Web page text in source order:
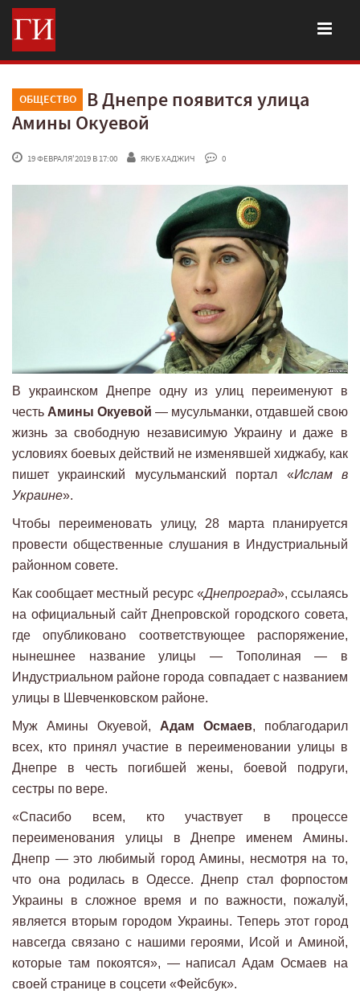
ОБЩЕСТВО
В Днепре появится улица
Амины Окуевой
19 ФЕВРАЛЯ'2019 В 17:00 ЯКУБ ХАДЖИЧ 0
В украинском Днепре одну из улиц переименуют в
честь Амины Окуевой — мусульманки, отдавшей свою
жизнь за свободную независимую Украину и даже в
условиях боевых действий не изменявшей хиджабу, как
пишет украинский мусульманский портал «Ислам в
Украине».
Чтобы переименовать улицу, 28 марта планируется
провести общественные слушания в Индустриальный
районном совете.
Как сообщает местный ресурс «Днепроград», ссылаясь
на официальный сайт Днепровской городского совета,
где опубликовано соответствующее распоряжение,
нынешнее название улицы — Тополиная — в
Индустриальном районе города совпадает с названием
улицы в Шевченковском районе.
Муж Амины Окуевой, Адам Осмаев, поблагодарил
всех, кто принял участие в переименовании улицы в
Днепре в честь погибшей жены, боевой подруги,
сестры по вере.
«Спасибо всем, кто участвует в процессе
переименования улицы в Днепре именем Амины.
Днепр — это любимый город Амины, несмотря на то,
что она родилась в Одессе. Днепр стал форпостом
Украины в сложное время и по важности, пожалуй,
является вторым городом Украины. Теперь этот город
навсегда связано с нашими героями, Исой и Аминой,
которые там покоятся», — написал Адам Осмаев на
своей странице в соцсети «Фейсбук».